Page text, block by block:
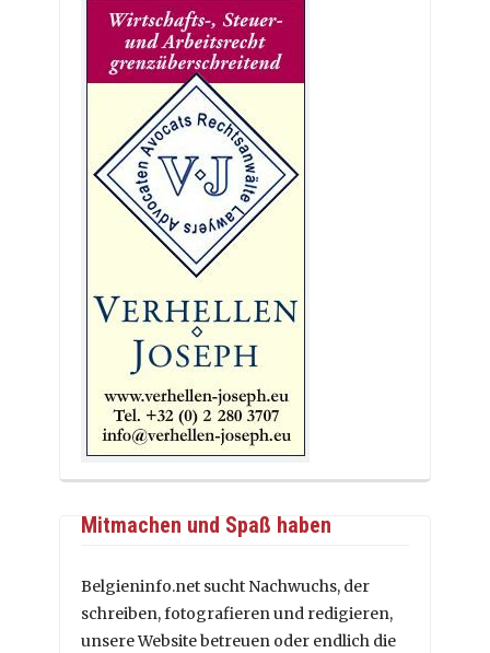
Mitmachen und Spaß haben
Belgieninfo.net sucht Nachwuchs, der
schreiben, fotografieren und redigieren,
unsere Website betreuen oder endlich die